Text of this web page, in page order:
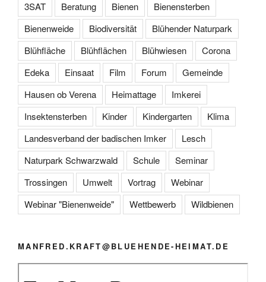
3SAT Beratung Bienen
Bienensterben
Bienenweide
Biodiversität
Blühender Naturpark
Blühfläche
Blühflächen Blühwiesen
Corona
Edeka
Einsaat Film Forum
Gemeinde
Hausen ob Verena
Heimattage
Imkerei
Insektensterben
Kinder Kindergarten
Klima
Landesverband der badischen Imker
Lesch
Naturpark Schwarzwald
Schule
Seminar
Trossingen
Umwelt Vortrag
Webinar
Webinar "Bienenweide"
Wettbewerb Wildbienen
MANFRED.KRAFT@BLUEHENDE-HEIMAT.DE